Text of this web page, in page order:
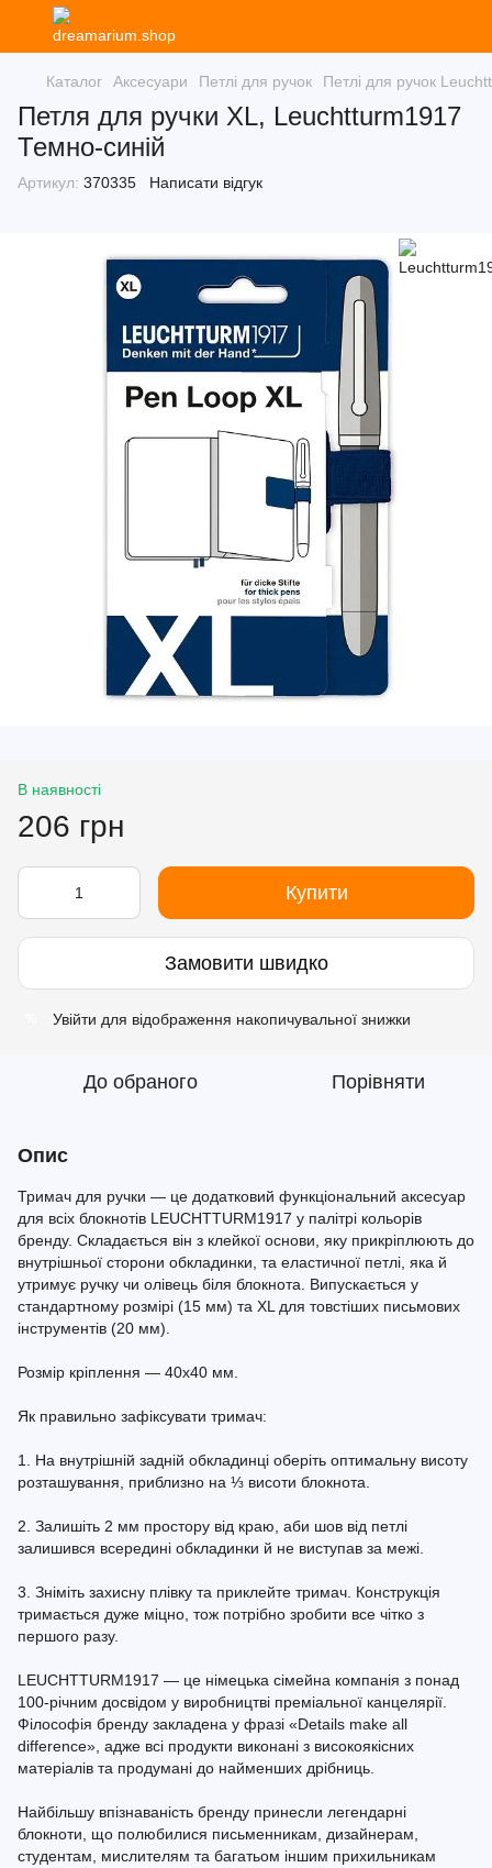
Каталог Аксесуари Петлі для ручок Петлі для ручок
Петля для ручки XL, Leuchtturm1917
Темно-синій
Артикул: 370335 Написати відгук
В наявності
206 грн
Купити
Замовити швидко
Увійти для відображення накопичувальної знижки
До обраного Порівняти
Опис
Тримач для ручки — це додатковий функціональний аксесуар
для всіх блокнотів LEUCHTTURM1917 у палітрі кольорів
бренду. Складається він з клейкої основи, яку прикріплюють до
внутрішньої сторони обкладинки, та еластичної петлі, яка й
утримує ручку чи олівець біля блокнота. Випускається у
стандартному розмірі (15 мм) та XL для товстіших письмових
інструментів (20 мм).
Розмір кріплення — 40x40 мм.
Як правильно зафіксувати тримач:
1. На внутрішній задній обкладинці оберіть оптимальну висоту
розташування, приблизно на ⅓ висоти блокнота.
2. Залишіть 2 мм простору від краю, аби шов від петлі
залишився всередині обкладинки й не виступав за межі.
3. Зніміть захисну плівку та приклейте тримач. Конструкція
тримається дуже міцно, тож потрібно зробити все чітко з
першого разу.
LEUCHTTURM1917 — це німецька сімейна компанія з понад
100-річним досвідом у виробництві преміальної канцелярії.
Філософія бренду закладена у фразі «Details make all
difference», адже всі продукти виконані з високоякісних
матеріалів та продумані до найменших дрібниць.
Найбільшу впізнаваність бренду принесли легендарні
блокноти, що полюбилися письменникам, дизайнерам,
студентам, мислителям та багатьом іншим прихильникам